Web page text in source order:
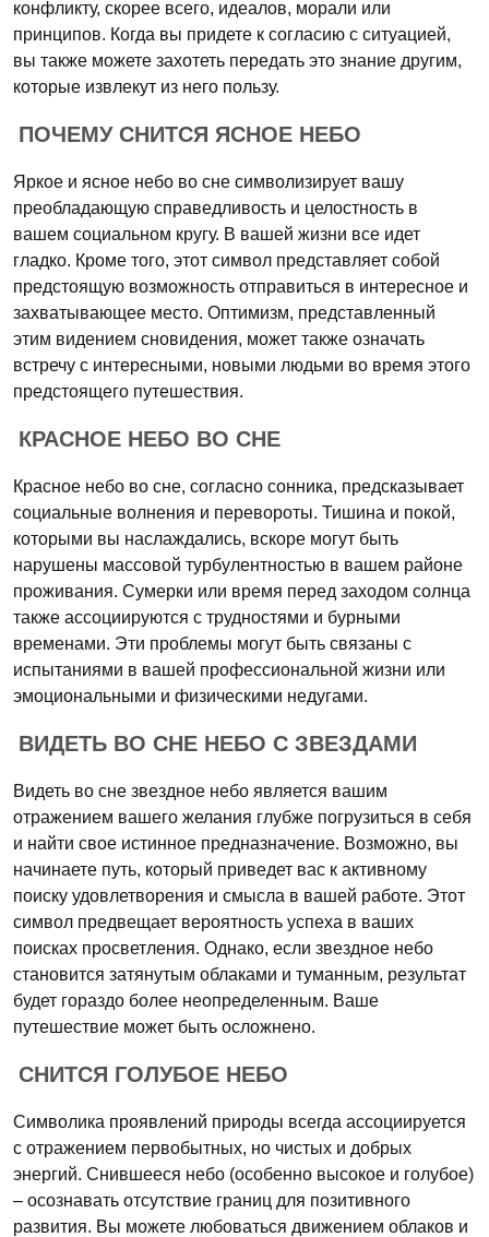
конфликту, скорее всего, идеалов, морали или
принципов. Когда вы придете к согласию с ситуацией,
вы также можете захотеть передать это знание другим,
которые извлекут из него пользу.
ПОЧЕМУ СНИТСЯ ЯСНОЕ НЕБО
Яркое и ясное небо во сне символизирует вашу
преобладающую справедливость и целостность в
вашем социальном кругу. В вашей жизни все идет
гладко. Кроме того, этот символ представляет собой
предстоящую возможность отправиться в интересное и
захватывающее место. Оптимизм, представленный
этим видением сновидения, может также означать
встречу с интересными, новыми людьми во время этого
предстоящего путешествия.
КРАСНОЕ НЕБО ВО СНЕ
Красное небо во сне, согласно сонника, предсказывает
социальные волнения и перевороты. Тишина и покой,
которыми вы наслаждались, вскоре могут быть
нарушены массовой турбулентностью в вашем районе
проживания. Сумерки или время перед заходом солнца
также ассоциируются с трудностями и бурными
временами. Эти проблемы могут быть связаны с
испытаниями в вашей профессиональной жизни или
эмоциональными и физическими недугами.
ВИДЕТЬ ВО СНЕ НЕБО С ЗВЕЗДАМИ
Видеть во сне звездное небо является вашим
отражением вашего желания глубже погрузиться в себя
и найти свое истинное предназначение. Возможно, вы
начинаете путь, который приведет вас к активному
поиску удовлетворения и смысла в вашей работе. Этот
символ предвещает вероятность успеха в ваших
поисках просветления. Однако, если звездное небо
становится затянутым облаками и туманным, результат
будет гораздо более неопределенным. Ваше
путешествие может быть осложнено.
СНИТСЯ ГОЛУБОЕ НЕБО
Символика проявлений природы всегда ассоциируется
с отражением первобытных, но чистых и добрых
энергий. Снившееся небо (особенно высокое и голубое)
– осознавать отсутствие границ для позитивного
развития. Вы можете любоваться движением облаков и